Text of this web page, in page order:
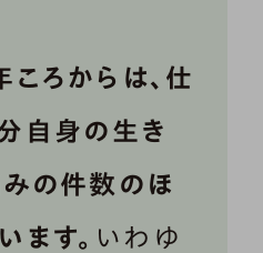
ろからは、仕
自身の生き
の件数のほ
ます。 いわゆ